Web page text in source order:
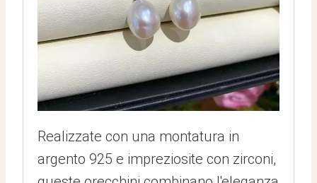
Realizzate con una montatura in
argento 925 e impreziosite con zirconi,